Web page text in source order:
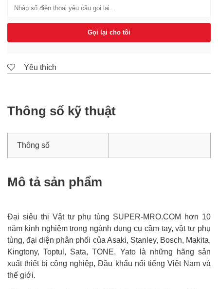
Gọi lại cho tôi
Yêu thích
Thông số kỹ thuật
Thông số
Mô tả sản phẩm
Đại siêu thị Vật tư phụ tùng SUPER-MRO.COM hơn 10
năm kinh nghiệm trong ngành dụng cụ cầm tay, vật tư phụ
tùng, đại diện phân phối của Asaki, Stanley, Bosch, Makita,
Kingtony, Toptul, Sata, TONE, Yato là những hãng sản
xuất thiết bị công nghiệp, Đầu khẩu nổi tiếng Việt Nam và
thế giới.